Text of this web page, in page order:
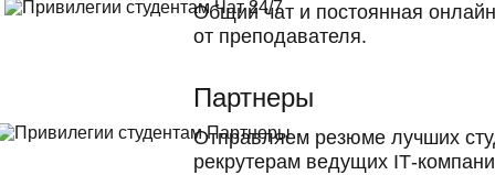
Общий чат и постоянная
от преподавателя.
Партнеры
Отправляем резюме лучших
рекрутерам ведущих ІТ-